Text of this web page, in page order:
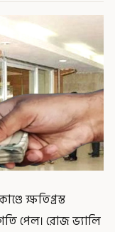
ক্ষতিগ্রস্ত
পেল। রোজ ভ্যালি